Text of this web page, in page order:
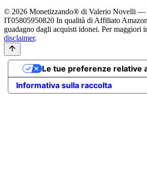
© 2026 Monetizzando® di Valerio Novelli —
IT05805950820 In qualità di Affiliato
guadagno dagli acquisti idonei. Per maggiori
disclaimer.
Informativa sulla raccolta
Le tue preferenze relative